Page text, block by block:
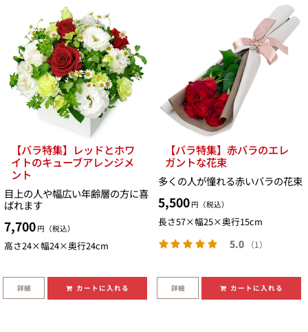
【バラ特集】レッドとホワ
イトのキューブアレンジメ
ント
目上の人や幅広い年齢層の方に喜
ばれます
7,700 円（税込）
高さ24×幅24×奥行24cm
詳細 カートに入れる
【バラ特集】赤バラのエレ
ガントな花束
多くの人が憧れる赤いバラの花束
5,500 円（税込）
長さ57×幅25×奥行15cm
5.0 （1）
詳細 カートに入れる